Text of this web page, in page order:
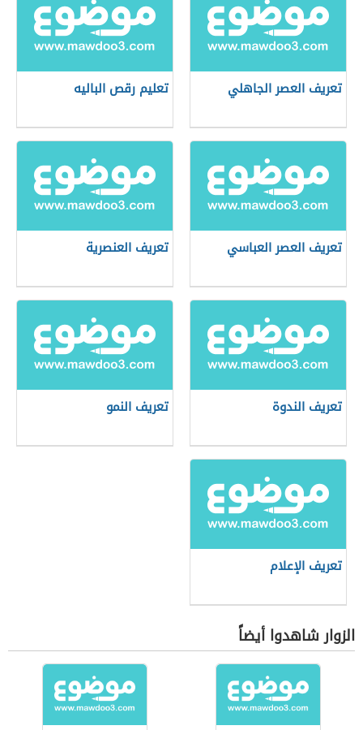
تعريف العصر الجاهلي تعليم رقص الباليه
تعريف العصر العباسي تعريف العنصرية
تعريف الندوة تعريف النمو
تعريف الإعلام
الزوار شاهدوا أيضاً